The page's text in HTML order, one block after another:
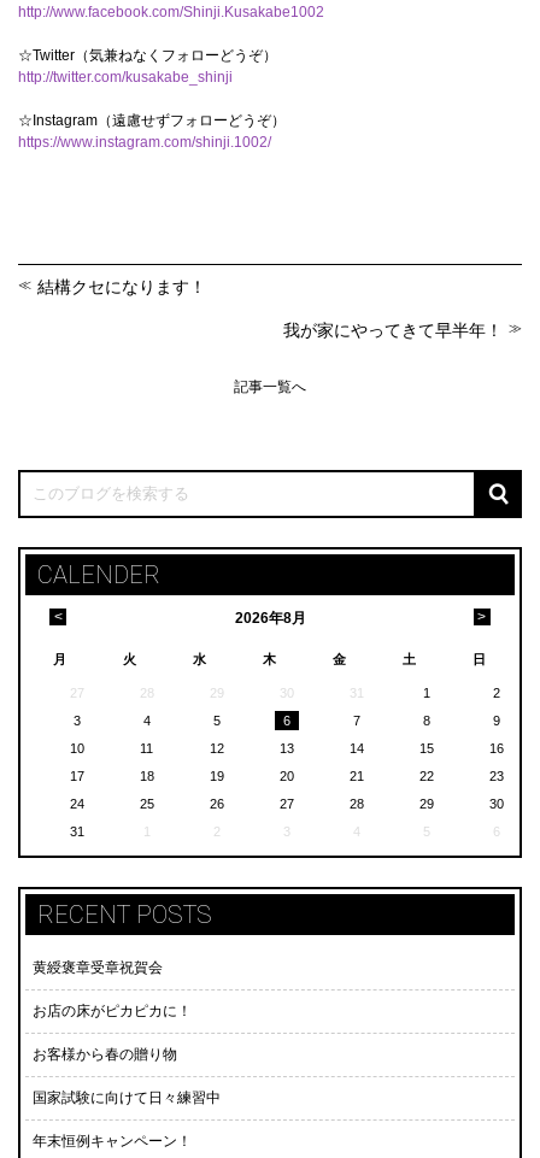
http://www.facebook.com/Shinji.Kusakabe1002
☆Twitter（気兼ねなくフォローどうぞ）
http://twitter.com/kusakabe_shinji
☆Instagram（遠慮せずフォローどうぞ）
https://www.instagram.com/shinji.1002/
結構クセになります！
我が家にやってきて早半年！
記事一覧へ
CALENDER
2026年8月
< >
月 火 水 木 金 土 日
27 28 29 30 31 1
2
3
4 5 6 7 8
9
10
11 12 13 14 15
16
17
18 19 20 21 22
23
24
25 26 27 28 29
30
31
1 2 3 4 5 6
RECENT POSTS
黄綬褒章受章祝賀会
お店の床がピカピカに！
お客様から春の贈り物
国家試験に向けて日々練習中
年末恒例キャンペーン！